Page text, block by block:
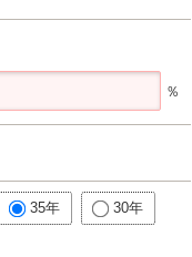
％
35年 30年